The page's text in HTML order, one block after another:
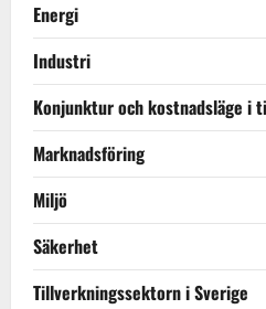
Energi
Industri
Konjunktur och kostnadsläge i
Marknadsföring
Miljö
Säkerhet
Tillverkningssektorn i Sverige